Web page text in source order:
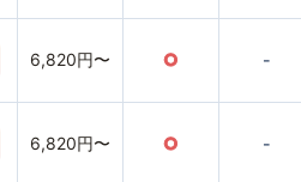
6,820円〜 ○ -
6,820円〜 ○ -